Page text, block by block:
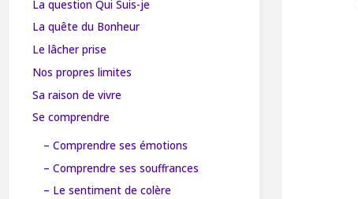
La question Qui Suis-je
La quête du Bonheur
Le lâcher prise
Nos propres limites
Sa raison de vivre
Se comprendre
– Comprendre ses émotions
– Comprendre ses souffrances
– Le sentiment de colère